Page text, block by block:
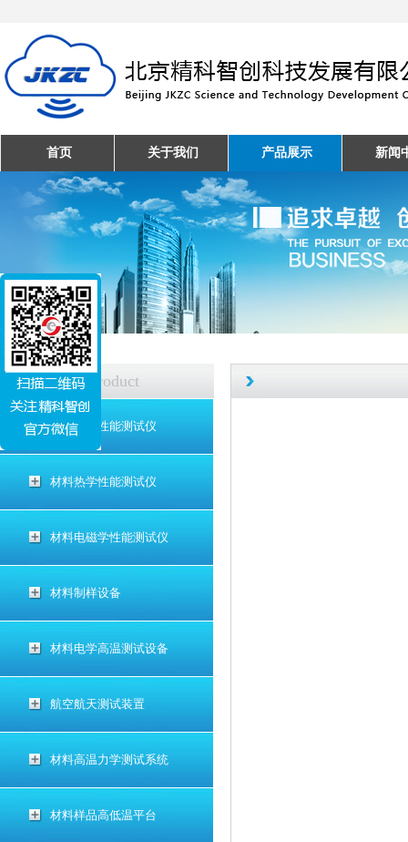
首页 关于我们 产品展示 新闻
产品中心 Product
材料电学性能测试仪
材料热学性能测试仪
材料电磁学性能测试仪
材料制样设备
材料电学高温测试设备
航空航天测试装置
材料高温力学测试系统
材料样品高低温平台